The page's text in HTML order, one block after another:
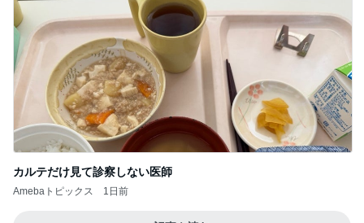
カルテだけ見て診察しない医師
Amebaトピックス 1日前